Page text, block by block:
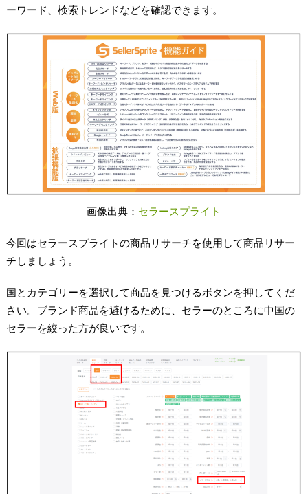
ーワード、検索トレンドなどを確認できます。
画像出典： セラースプライト
今回はセラースプライトの商品リサーチを使用して商品リサー
チしましょう。
国とカテゴリーを選択して商品を見つけるボタンを押してくだ
さい。ブランド商品を避けるために、セラーのところに中国の
セラーを絞った方が良いです。